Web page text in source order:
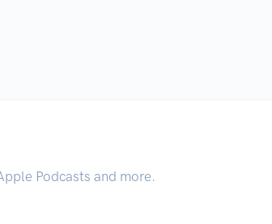
Podcasts and more.